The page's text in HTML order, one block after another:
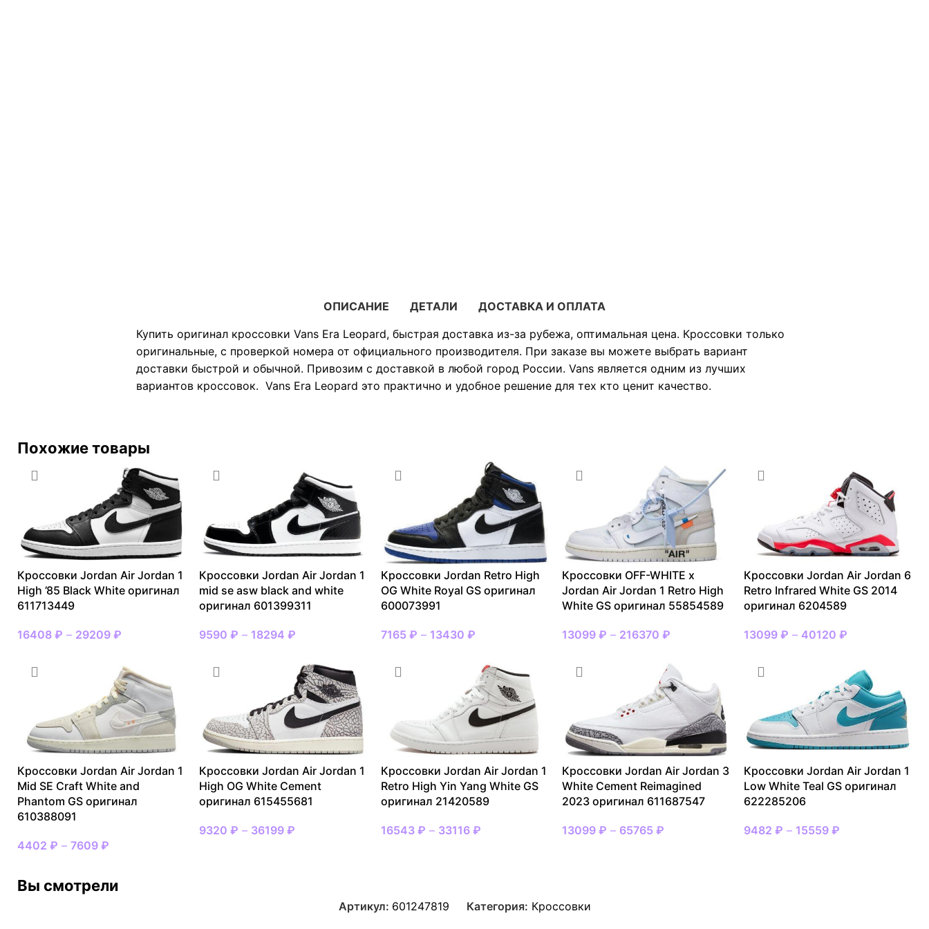
ОПИСАНИЕ ДЕТАЛИ
ДОСТАВКА И ОПЛАТА
Купить оригинал кроссовки Vans Era Leopard, быстрая доставка из-за рубежа, оптимальная цена. Кроссовки только
оригинальные, с проверкой номера от официального производителя. При заказе вы можете выбрать вариант
доставки быстрой и обычной. Привозим с доставкой в любой город России. Vans является одним из лучших
вариантов кроссовок. Vans Era Leopard это практично и удобное решение для тех кто ценит качество.
Похожие товары
Кроссовки Jordan Air Jordan 1
High ’85 Black White оригинал
611713449
16408 ₽ – 29209 ₽
Кроссовки Jordan Air Jordan 1
mid se asw black and white
оригинал 601399311
9590 ₽ – 18294 ₽
Кроссовки Jordan Retro High
OG White Royal GS оригинал
600073991
7165 ₽ – 13430 ₽
Кроссовки OFF-WHITE x
Jordan Air Jordan 1 Retro High
White GS оригинал 55854589
13099₽ – 216370₽
Кроссовки Jordan Air Jordan 6
Retro Infrared White GS 2014
оригинал 6204589
13099₽ – 40120₽
Кроссовки Jordan Air Jordan 1
Mid SE Craft White and
Phantom GS оригинал
610388091
4402 ₽ – 7609 ₽
Кроссовки Jordan Air Jordan 1
High OG White Cement
оригинал 615455681
9320 ₽ – 36199 ₽
Кроссовки Jordan Air Jordan 1
Retro High Yin Yang White GS
оригинал 21420589
16543 ₽ – 33116 ₽
Кроссовки Jordan Air Jordan 3
White Cement Reimagined
2023 оригинал 611687547
13099₽ – 65765₽
Кроссовки Jordan Air Jordan 1
Low White Teal GS оригинал
622285206
9482₽ – 15559₽
Вы смотрели
Артикул: 601247819 Категория: Кроссовки